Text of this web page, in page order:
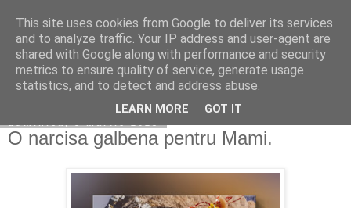
Copilarim
O narcisa galbena pentru Mami.
This site uses cookies from Google to deliver its services
and to analyze traffic. Your IP address and user-agent are
shared with Google along with performance and security
metrics to ensure quality of service, generate usage
statistics, and to detect and address abuse.
LEARN MORE GOT IT